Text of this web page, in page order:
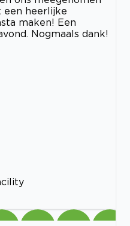
een heerlijke
maken! Een
Nogmaals dank!